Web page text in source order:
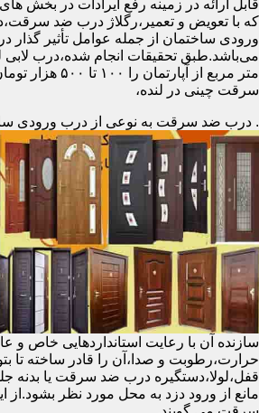
قابل ارائه در زمینه رفع ایرادات در بخش
که با تعویض و تعمیر،رگلاژ درب ضد
ورودی ساختمان از جمله عوامل تأثیر گذار
می‌باشد.طبق تحقیقات انجام شده،درب
متر مربع از
سرقت چینی در لنده،
. درب ضد سرقت به نوعی از درب ورودی
سازنده آن با رعایت استانداردهایی خاص
حرارت،رطوبت و صدا،آن را قادر ساخته تا
قفل،لولا،دستگیره درب ضد سرقت یا بدنه
مانع از ورود دزد به محل مورد نظر بشود.از